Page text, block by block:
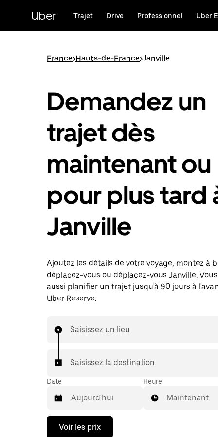
principal
Uber Trajet Drive Professionnel Uber
France>Hauts-de-France>Janville
Demandez un
trajet dès
maintenant ou
pour plus tard
Janville
Ajoutez les détails de votre voyage, montez à
déplacez-vous ou déplacez-vous Janville.
aussi planifier un trajet jusqu'à 90 jours à
Uber Reserve.
Saisissez un lieu
Saisissez la destination
Date
Appuyez
Heure
Maintenant
Voir les prix